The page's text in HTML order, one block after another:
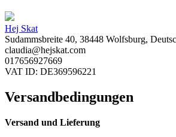
Hej Skat
Sudammsbreite 40, 38448 Wolfsburg,
claudia@hejskat.com
017656927669
VAT ID: DE369596221
Versandbedingungen
Versand und Lieferung